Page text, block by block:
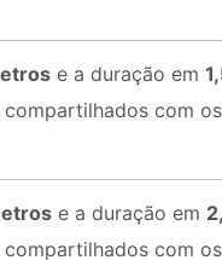
e a duração em
com
e a duração em
com